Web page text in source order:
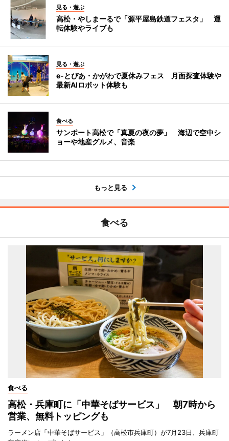
見る・遊ぶ
高松・やしまーるで「源平屋島鉄道フェスタ」 運
転体験やライブも
見る・遊ぶ
e-とぴあ・かがわで夏休みフェス 月面探査体験や
最新AIロボット体験も
食べる
サンポート高松で「真夏の夜の夢」 海辺で空中シ
ョーや地産グルメ、音楽
もっと見る
食べる
食べる
高松・兵庫町に「中華そばサービス」 朝7時から
営業、無料トッピングも
ラーメン店「中華そばサービス」（高松市兵庫町）が7月23日、兵庫町